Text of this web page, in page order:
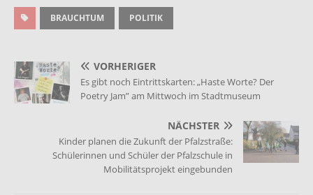
BRAUCHTUM POLITIK
VORHERIGER
Es gibt noch Eintrittskarten: „Haste Worte? Der
Poetry Jam” am Mittwoch im Stadtmuseum
NÄCHSTER
Kinder planen die Zukunft der Pfalzstraße:
Schülerinnen und Schüler der Pfalzschule in
Mobilitätsprojekt eingebunden